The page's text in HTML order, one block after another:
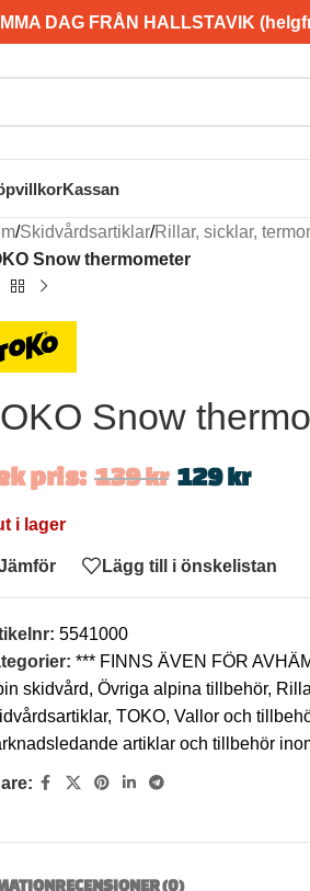
DAG FRÅN HALLSTAVIK
Kassan
/Skidvårdsartiklar/Rillar, sicklar,
Snow thermometer
Snow
pris: 139kr 129kr
i lager
Lägg till i önskelistan
5541000
*** FINNS ÄVEN FÖR
skidvård, Övriga alpina tillbehör,
, TOKO, Vallor och
artiklar och tillbehör
RECENSIONER (0)